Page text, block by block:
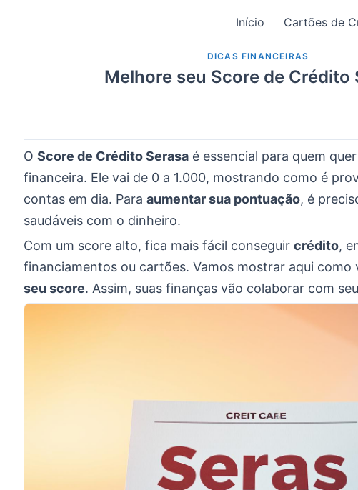
Início Cartões de
DICAS FINANCEIRAS
Melhore seu Score de Crédito
O Score de Crédito Serasa é essencial para quem
financeira. Ele vai de 0 a 1.000, mostrando como é
contas em dia. Para aumentar sua pontuação, é
saudáveis com o dinheiro.
Com um score alto, fica mais fácil conseguir crédito,
financiamentos ou cartões. Vamos mostrar aqui como
seu score. Assim, suas finanças vão colaborar com